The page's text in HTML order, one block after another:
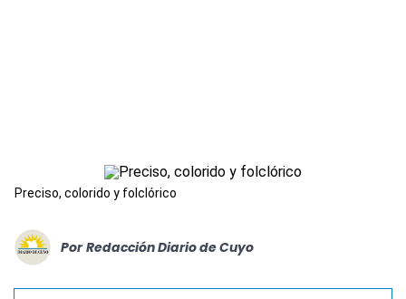
Preciso, colorido y folclórico
Por Redacción Diario de Cuyo